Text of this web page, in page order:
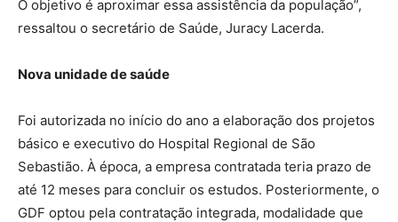
O objetivo é aproximar essa assistência da população”,
ressaltou o secretário de Saúde, Juracy Lacerda.
Nova unidade de saúde
Foi autorizada no início do ano a elaboração dos projetos
básico e executivo do Hospital Regional de São
Sebastião. À época, a empresa contratada teria prazo de
até 12 meses para concluir os estudos. Posteriormente, o
GDF optou pela contratação integrada, modalidade que